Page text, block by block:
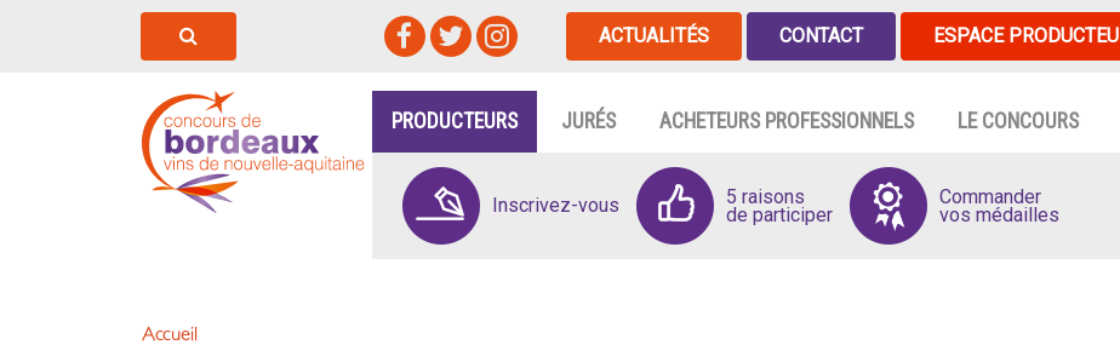
ACTUALITÉS CONTACT ESPACE
PRODUCTEURS JURÉS ACHETEURS PROFESSIONNELS LE CONCOURS
Inscrivez-vous 5 raisons
de participer
Commander
vos médailles
Accueil